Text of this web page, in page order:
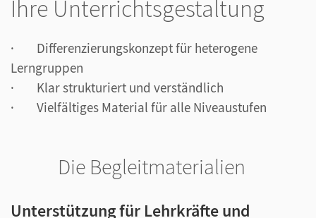
Ihre Unterrichtsgestaltung
· Differenzierungskonzept für heterogene
Lerngruppen
· Klar strukturiert und verständlich
· Vielfältiges Material für alle Niveaustufen
Die Begleitmaterialien
Unterstützung für Lehrkräfte und